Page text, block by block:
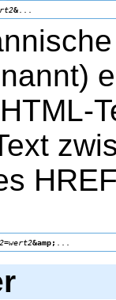
&
=wert2&amp;